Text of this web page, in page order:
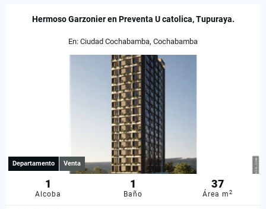
Hermoso Garzonier en Preventa U catolica, Tupuraya.
En: Ciudad Cochabamba, Cochabamba
Departamento Venta
1
Alcoba
1
Baño
37
Área m2